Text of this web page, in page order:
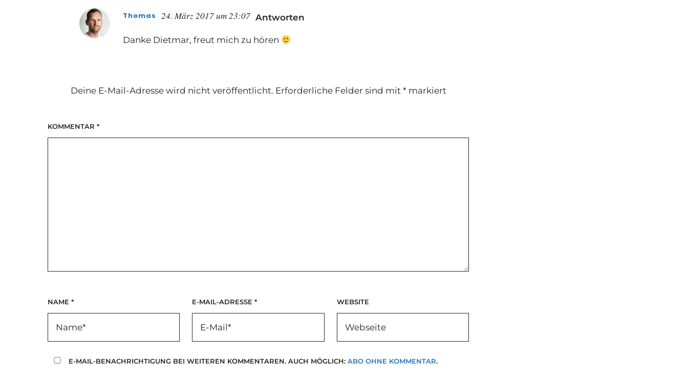
Thomas 24. März 2017 um 23:07 Antworten
Danke Dietmar, freut mich zu hören
Deine E-Mail-Adresse wird nicht veröffentlicht. Erforderliche Felder sind mit * markiert
KOMMENTAR *
NAME * E-MAIL-ADRESSE* WEBSITE
E-MAIL-BENACHRICHTIGUNG BEI WEITEREN KOMMENTAREN. AUCH MÖGLICH: ABO OHNE KOMMENTAR.